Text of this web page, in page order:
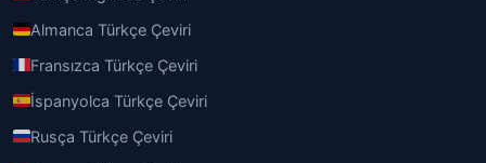
Almanca Türkçe Çeviri
Fransızca Türkçe Çeviri
İspanyolca Türkçe Çeviri
Rusça Türkçe Çeviri